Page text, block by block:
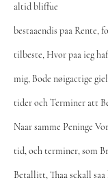
altid bliffue
bestaaendis paa Rente,
tilbeste, Hvor paa ieg
mig, Bode nøigactige
tider och Terminer att
Naar samme Peninge
tid, och terminer, som
Betallitt, Thaa sckall